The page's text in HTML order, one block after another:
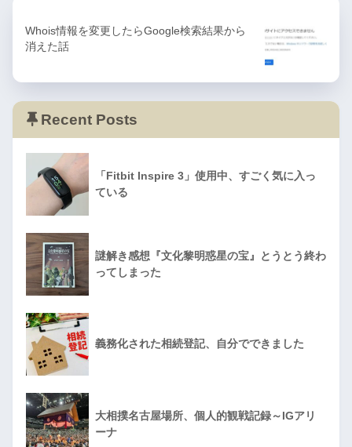
Whois情報を変更したらGoogle検索結果から
消えた話
Recent Posts
「Fitbit Inspire 3」使用中、すごく気に入っ
ている
謎解き感想『文化黎明惑星の宝』とうとう終わ
ってしまった
義務化された相続登記、自分でできました
大相撲名古屋場所、個人的観戦記録～IGアリ
ーナ